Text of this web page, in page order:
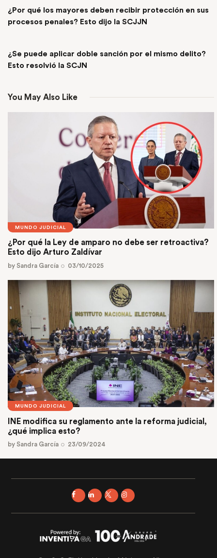
¿Por qué los mayores deben recibir protección en sus
procesos penales? Esto dijo la SCJJN
¿Se puede aplicar doble sanción por el mismo delito?
Esto resolvió la SCJN
You May Also Like
MUNDO JUDICIAL
¿Por qué la Ley de amparo no debe ser retroactiva?
Esto dijo Arturo Zaldívar
by Sandra García 03/10/2025
MUNDO JUDICIAL
INE modifica su reglamento ante la reforma judicial,
¿qué implica esto?
by Sandra García 23/09/2024